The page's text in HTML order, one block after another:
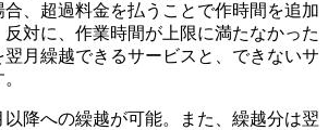
、超過料金を払うことで作時間を追加
対に、作業時間が上限に満たなかった
月繰越できるサービスと、できないサ
以降への繰越が可能。また、繰越分は翌